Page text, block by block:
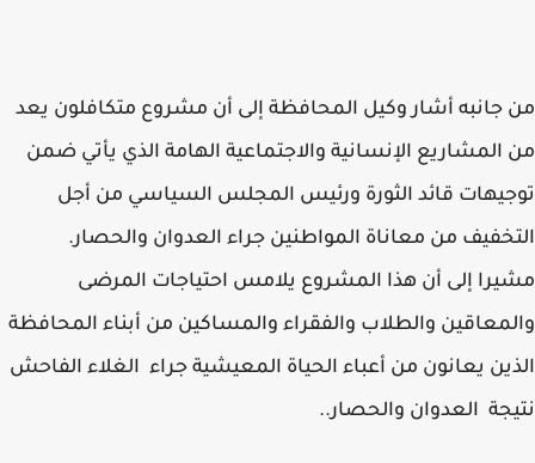
جانبه أشار وكيل المحافظة إلى أن مشروع متكافلون يعد
الإنسانية والاجتماعية الهامة الذي يأتي ضمن
قائد الثورة ورئيس المجلس السياسي من أجل
من معاناة المواطنين جراء العدوان والحصار.
إلى أن هذا المشروع يلامس احتياجات المرضى
والطلاب والفقراء والمساكين من أبناء المحافظة
يعانون من أعباء الحياة المعيشية جراء الغلاء الفاحش
العدوان والحصار..